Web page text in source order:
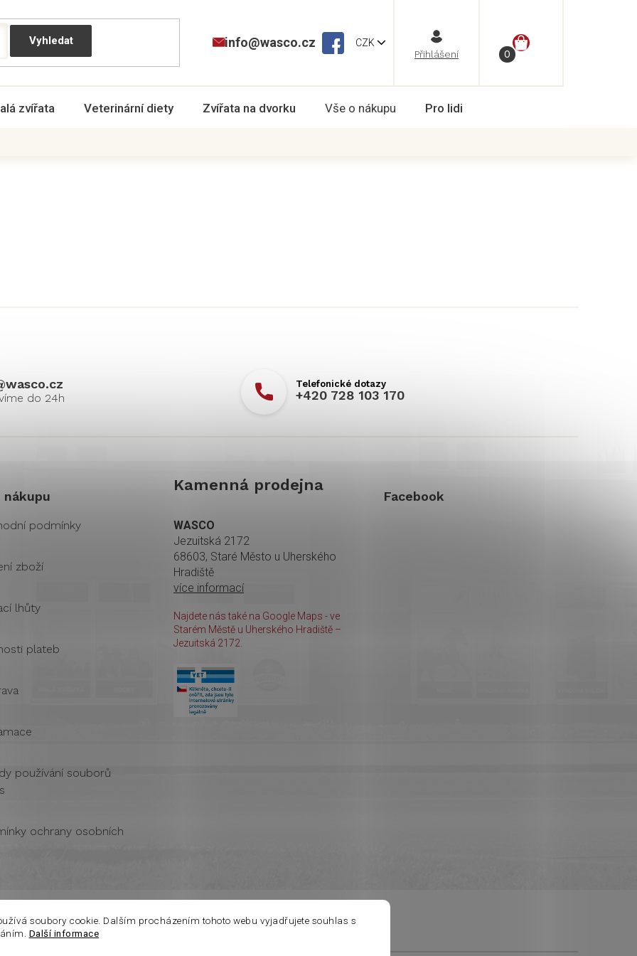
soubory cookie. Dalším procházením tohoto webu vyjadřujete souhlas s
Další informace
CZK
NÁKUPNÍ
info@wasco.cz
zvířata Veterinární diety Zvířata na dvorku Vše o nákupu Pro lidi
wasco.cz
+420 728 103 170
nákupu
podmínky
zboží
lhůty
plateb
používání souborů
ochrany osobních
Kamenná prodejna
WASCO
Jezuitská 2172
68603, Staré Město u Uherského
Hradiště
více informací
Najdete nás také na Google Maps - ve
Starém Městě u Uherského Hradiště –
Jezuitská 2172.
Facebook